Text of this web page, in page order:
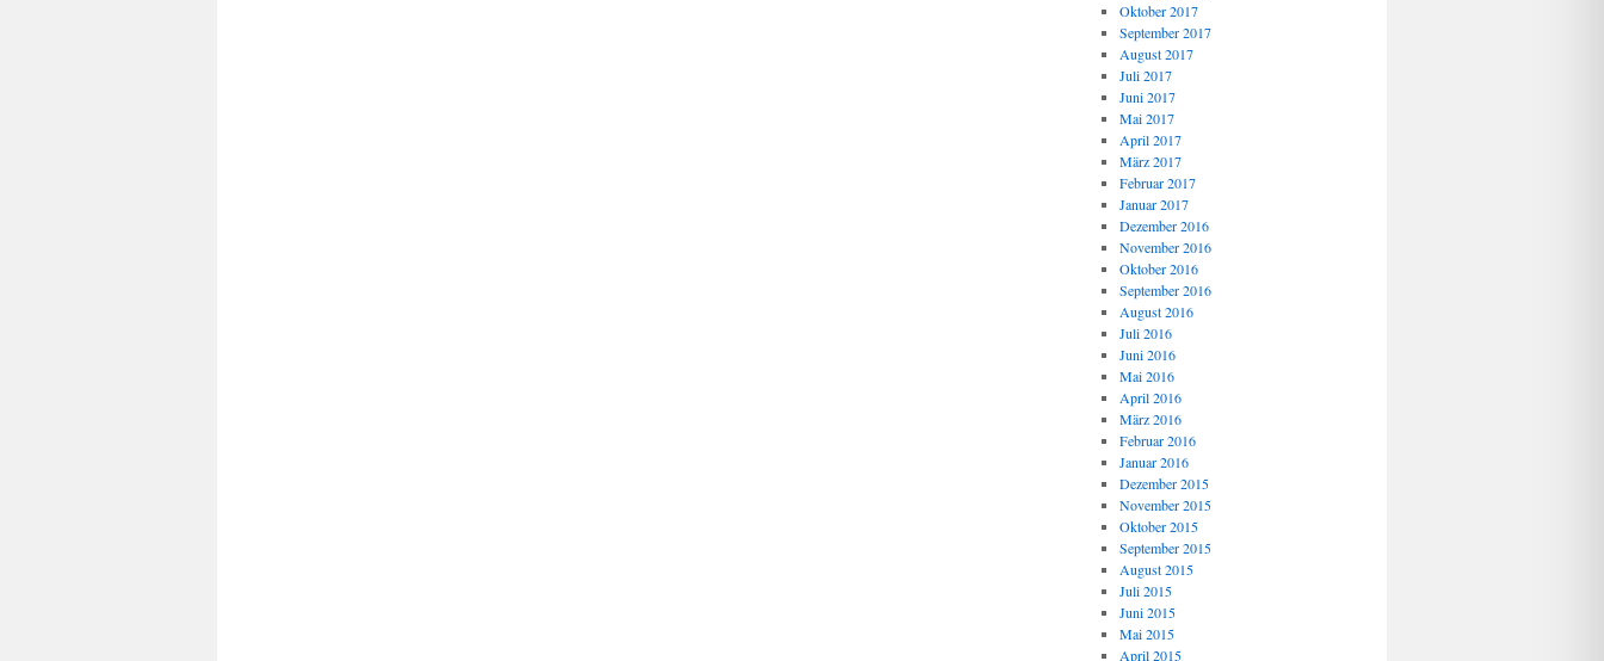
Oktober 2017
September 2017
August 2017
Juli 2017
Juni 2017
Mai 2017
April 2017
März 2017
Februar 2017
Januar 2017
Dezember 2016
November 2016
Oktober 2016
September 2016
August 2016
Juli 2016
Juni 2016
Mai 2016
April 2016
März 2016
Februar 2016
Januar 2016
Dezember 2015
November 2015
Oktober 2015
September 2015
August 2015
Juli 2015
Juni 2015
Mai 2015
April 2015